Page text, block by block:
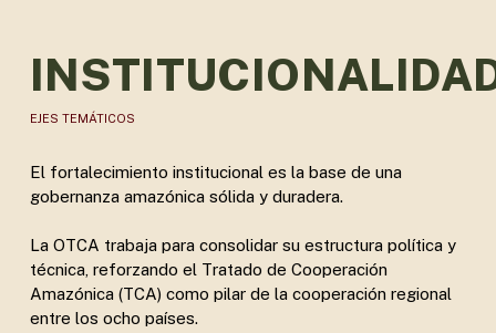
EJES TEMÁTICOS
El fortalecimiento institucional es la base de una
gobernanza amazónica sólida y duradera.
La OTCA trabaja para consolidar su estructura política y
técnica, reforzando el Tratado de Cooperación
Amazónica (TCA) como pilar de la cooperación regional
entre los ocho países.